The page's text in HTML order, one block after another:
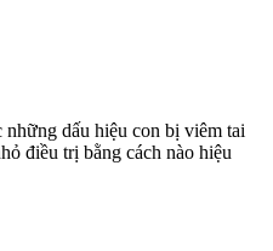
dấu hiệu con bị viêm tai
điều trị bằng cách nào hiệu